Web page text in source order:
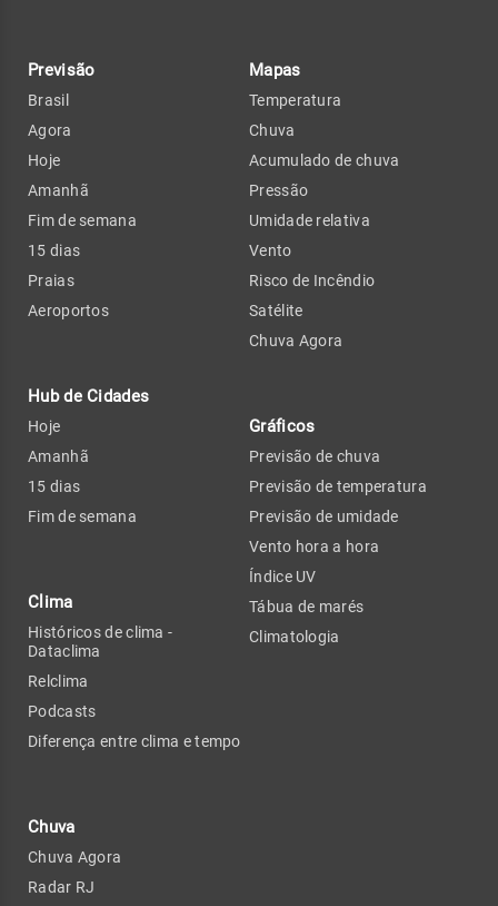
Previsão
Brasil
Agora
Hoje
Amanhã
Fim de semana
15 dias
Praias
Aeroportos
Hub de Cidades
Hoje
Amanhã
15 dias
Fim de semana
Clima
Históricos de clima -
Dataclima
Relclima
Podcasts
Diferença entre clima e tempo
Chuva
Chuva Agora
Radar RJ
Mapas
Temperatura
Chuva
Acumulado de chuva
Pressão
Umidade relativa
Vento
Risco de Incêndio
Satélite
Chuva Agora
Gráficos
Previsão de chuva
Previsão de temperatura
Previsão de umidade
Vento hora a hora
Índice UV
Tábua de marés
Climatologia